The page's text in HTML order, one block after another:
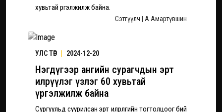
хувьтай үргэлжилж байна.
Сэтгүүлч | А.Амартүвшин
УЛС ТӨР 2024-12-20
Нэгдүгээр ангийн сурагчдын эрт
илрүүлэг үзлэг 60 хувьтай
үргэлжилж байна
Сургуульд суурилсан эрт илрүүлгийн тогтолцоог бий